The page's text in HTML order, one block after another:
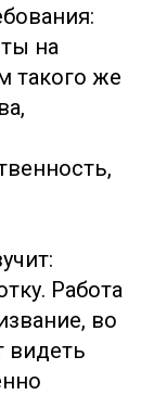
на
такого же
Работа
во
видеть